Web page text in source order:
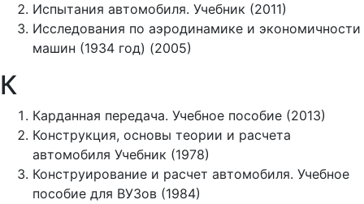
Испытания автомобиля. Учебник (2011)
Исследования по аэродинамике и экономичности
машин (1934 год) (2005)
К
Карданная передача. Учебное пособие (2013)
Конструкция, основы теории и расчета
автомобиля Учебник (1978)
Конструирование и расчет автомобиля. Учебное
пособие для ВУЗов (1984)